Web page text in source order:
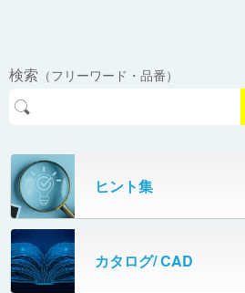
PHC80L
ガントレーパレタイザ
PHC350・PHC330
パーフェクトベヤー® / PV（スチール
製）
パーフェクトベヤー® / AP（アルミ
タテコン® / TC
オリプナー
高速転換機
スタッカ&アンスタッカ
米袋自動投入装置
検索 （フリーワード・品番）
ヒント集
カタログ/ CAD